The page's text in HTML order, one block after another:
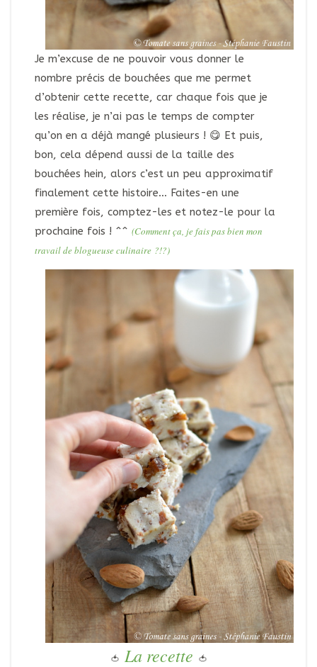
Je m’excuse de ne pouvoir vous donner le
nombre précis de bouchées que me permet
d’obtenir cette recette, car chaque fois que je
les réalise, je n’ai pas le temps de compter
qu’on en a déjà mangé plusieurs ! 😋 Et puis,
bon, cela dépend aussi de la taille des
bouchées hein, alors c’est un peu approximatif
finalement cette histoire… Faites-en une
première fois, comptez-les et notez-le pour la
prochaine fois ! ^^ (Comment ça, je fais pas bien mon
travail de blogueuse culinaire ?!?)
🍅 La recette 🍅